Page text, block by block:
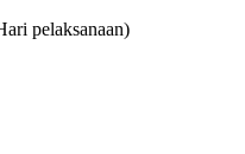
pelaksanaan)